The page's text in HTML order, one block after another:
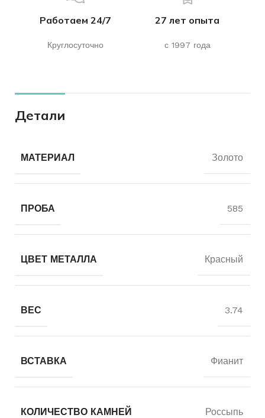
Работаем 24/7
Круглосуточно
27 лет опыта
с 1997 года
Детали
МАТЕРИАЛ Золото
ПРОБА 585
ЦВЕТ МЕТАЛЛА Красный
ВЕС 3.74
ВСТАВКА Фианит
КОЛИЧЕСТВО КАМНЕЙ Россыпь